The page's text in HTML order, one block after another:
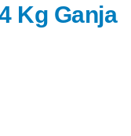
Kg Ganja